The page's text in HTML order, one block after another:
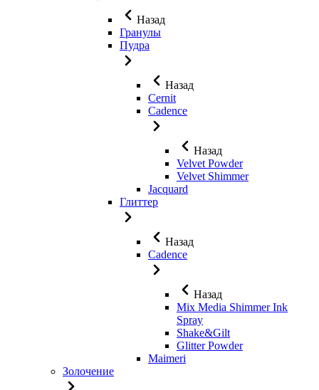
Назад
Гранулы
Пудра
Назад
Cernit
Cadence
Назад
Velvet Powder
Velvet Shimmer
Jaсquard
Глиттер
Назад
Cadence
Назад
Mix Media Shimmer Ink
Spray
Shake&Gilt
Glitter Powder
Maimeri
Золочение